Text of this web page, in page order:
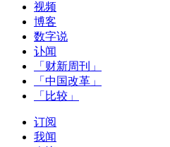
视频
博客
数字说
讣闻
「财新周刊」
「中国改革」
「比较」
订阅
我闻